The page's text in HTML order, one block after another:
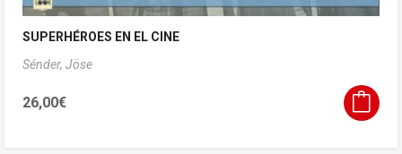
SUPERHÉROES EN EL CINE
Sénder, Jöse
26,00€